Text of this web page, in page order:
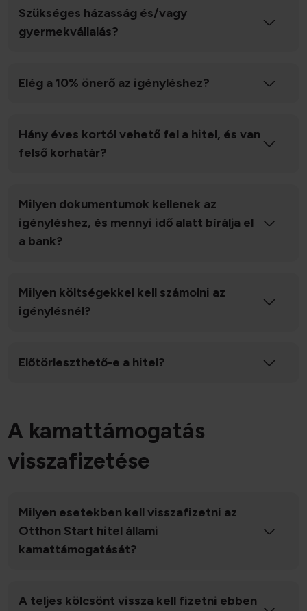
Szükséges házasság és/vagy
gyermekvállalás?
Elég a 10% önerő az igényléshez?
Hány éves kortól vehető fel a hitel, és van
felső korhatár?
Milyen dokumentumok kellenek az
igényléshez, és mennyi idő alatt bírálja el
a bank?
Milyen költségekkel kell számolni az
igénylésnél?
Előtörleszthető-e a hitel?
A kamattámogatás
visszafizetése
Milyen esetekben kell visszafizetni az
Otthon Start hitel állami
kamattámogatását?
A teljes kölcsönt vissza kell fizetni ebben